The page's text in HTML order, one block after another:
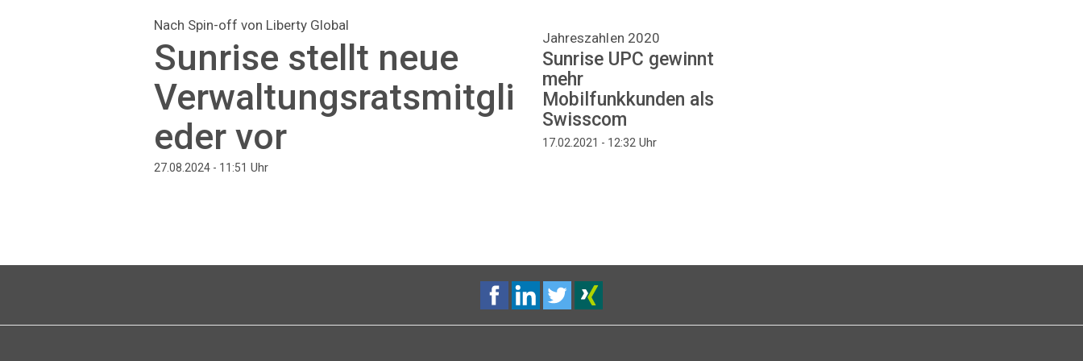
Nach Spin-off von Liberty Global
Sunrise stellt neue
Verwaltungsratsmitgli
eder vor
27.08.2024 - 11:51 Uhr
Jahreszahlen 2020
Sunrise UPC gewinnt
mehr
Mobilfunkkunden als
Swisscom
17.02.2021 - 12:32Uhr